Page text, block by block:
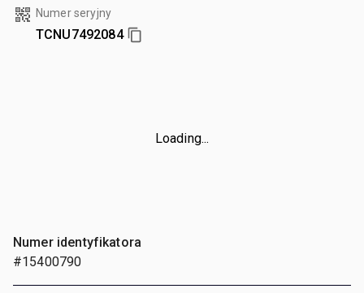
Numer seryjny
TCNU7492084
Loading...
Numer identyfikatora
#15400790